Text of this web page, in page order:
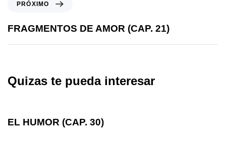
PRÓXIMO
FRAGMENTOS DE AMOR (CAP. 21)
Quizas te pueda interesar
EL HUMOR (CAP. 30)